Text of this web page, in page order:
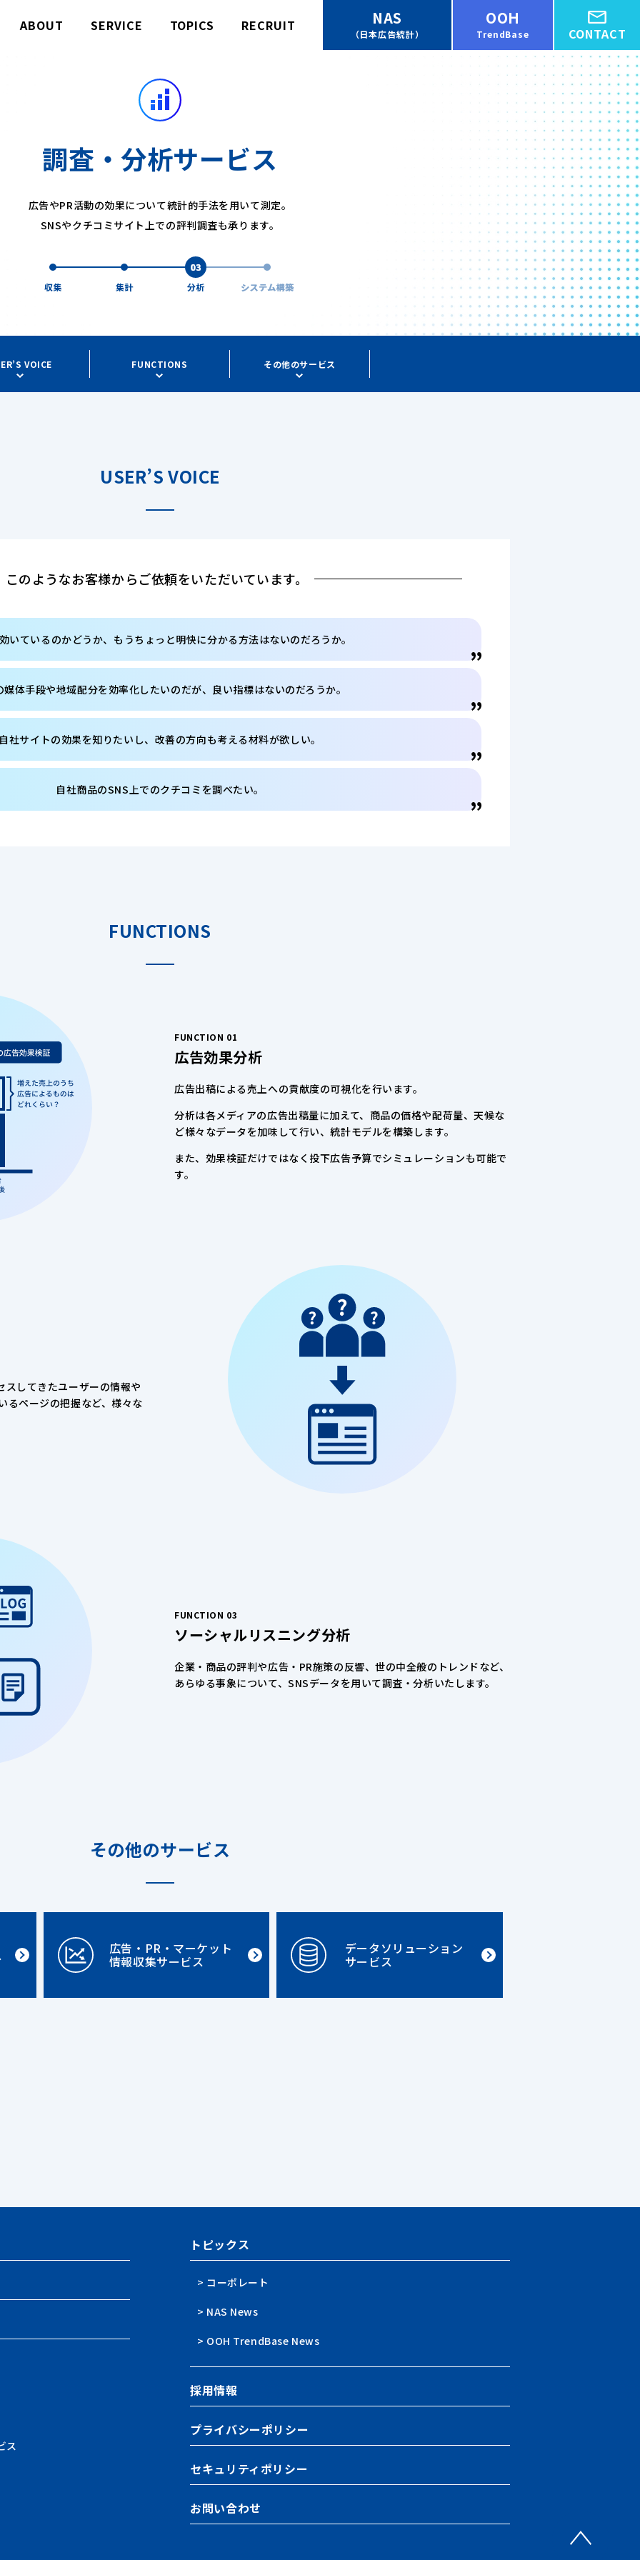
ABOUT SERVICE TOPICS RECRUIT NAS
（日本広告統計）
OOH
TrendBase CONTACT
調査・分析サービス
広告やPR活動の効果について統計的手法を用いて測定。
SNSやクチコミサイト上での評判調査も承ります。
VOICE FUNCTIONS その他のサービス
USER’S VOICE
このようなお客様からご依頼をいただいています。
いているのかどうか、もうちょっと明快に分かる方法はないのだろうか。
媒体手段や地域配分を効率化したいのだが、良い指標はないのだろうか。
社サイトの効果を知りたいし、改善の方向も考える材料が欲しい。
自社商品のSNS上でのクチコミを調べたい。
FUNCTIONS
FUNCTION 01
広告効果分析
広告出稿による売上への貢献度の可視化を行います。
分析は各メディアの広告出稿量に加えて、商品の価格や配荷量、天候な
ど様々なデータを加味して行い、統計モデルを構築します。
また、効果検証だけではなく投下広告予算でシミュレーションも可能で
す。
スしてきたユーザーの情報や
るページの把握など、様々な
FUNCTION 03
ソーシャルリスニング分析
企業・商品の評判や広告・PR施策の反響、世の中全般のトレンドなど、
あらゆる事象について、SNSデータを用いて調査・分析いたします。
その他のサービス
広告・PR・マーケット
情報収集サービス
データソリューション
サービス
ス
トピックス
> コーポレート
> NAS News
> OOH TrendBase News
採用情報
プライバシーポリシー
セキュリティポリシー
お問い合わせ